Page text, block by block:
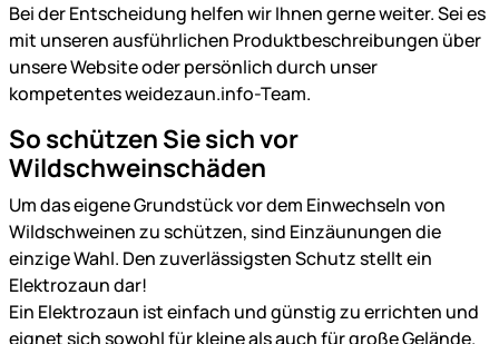
Bei der Entscheidung helfen wir Ihnen gerne weiter. Sei es
mit unseren ausführlichen Produktbeschreibungen über
unsere Website oder persönlich durch unser
kompetentes weidezaun.info-Team.
So schützen Sie sich vor
Wildschweinschäden
Um das eigene Grundstück vor dem Einwechseln von
Wildschweinen zu schützen, sind Einzäunungen die
einzige Wahl. Den zuverlässigsten Schutz stellt ein
Elektrozaun dar!
Ein Elektrozaun ist einfach und günstig zu errichten und
eignet sich sowohl für kleine als auch für große Gelände.